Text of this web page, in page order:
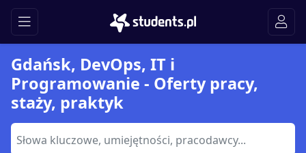
Gdańsk, DevOps, IT i
Programowanie - Oferty pracy,
staży, praktyk